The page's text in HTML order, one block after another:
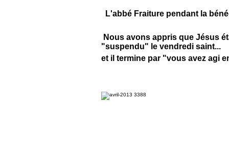
L'abbé Fraiture pendant la
Nous avons appris que Jésus
"suspendu" le vendredi saint...
et il termine par "vous avez agi